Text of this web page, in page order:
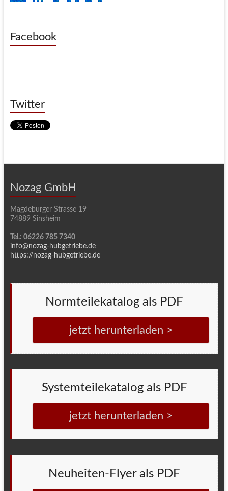
Facebook
Twitter
Nozag GmbH
Magdeburger Strasse 19
74889 Sinsheim
Tel.: 06226 785 7340
info@nozag-hubgetriebe.de
https://nozag-hubgetriebe.de
Normteilekatalog als PDF
jetzt herunterladen >
Systemteilekatalog als PDF
jetzt herunterladen >
Neuheiten-Flyer als PDF